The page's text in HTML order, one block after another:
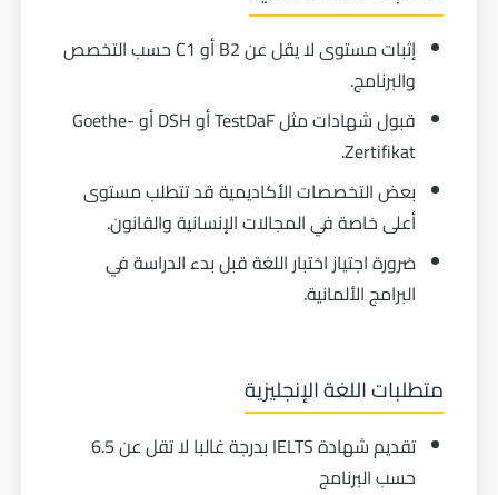
إثبات مستوى لا يقل عن B2 أو C1 حسب التخصص
والبرنامج.
قبول شهادات مثل TestDaF أو DSH أو Goethe-
Zertifikat.
بعض التخصصات الأكاديمية قد تتطلب مستوى
أعلى خاصة في المجالات الإنسانية والقانون.
ضرورة اجتياز اختبار اللغة قبل بدء الدراسة في
البرامج الألمانية.
متطلبات اللغة الإنجليزية
تقديم شهادة IELTS بدرجة غالبا لا تقل عن 6.5
حسب البرنامج